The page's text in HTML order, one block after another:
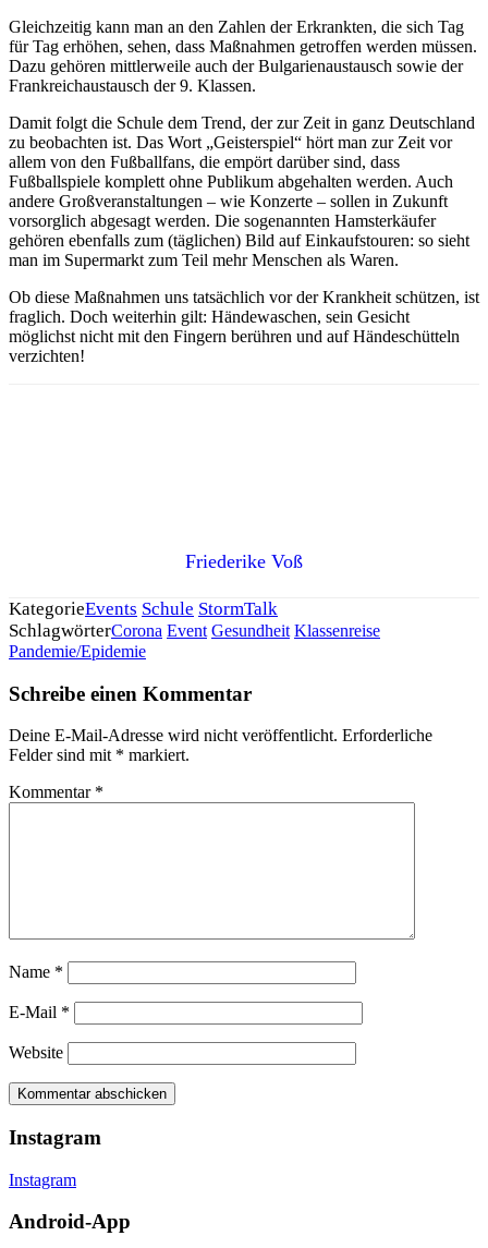
Gleichzeitig kann man an den Zahlen der Erkrankten, die sich Tag
für Tag erhöhen, sehen, dass Maßnahmen getroffen werden müssen.
Dazu gehören mittlerweile auch der Bulgarienaustausch sowie der
Frankreichaustausch der 9. Klassen.
Damit folgt die Schule dem Trend, der zur Zeit in ganz Deutschland
zu beobachten ist. Das Wort „Geisterspiel“ hört man zur Zeit vor
allem von den Fußballfans, die empört darüber sind, dass
Fußballspiele komplett ohne Publikum abgehalten werden. Auch
andere Großveranstaltungen – wie Konzerte – sollen in Zukunft
vorsorglich abgesagt werden. Die sogenannten Hamsterkäufer
gehören ebenfalls zum (täglichen) Bild auf Einkaufstouren: so sieht
man im Supermarkt zum Teil mehr Menschen als Waren.
Ob diese Maßnahmen uns tatsächlich vor der Krankheit schützen, ist
fraglich. Doch weiterhin gilt: Händewaschen, sein Gesicht
möglichst nicht mit den Fingern berühren und auf Händeschütteln
verzichten!
Friederike Voß
KategorieEvents Schule StormTalk
SchlagwörterCorona Event Gesundheit Klassenreise
Pandemie/Epidemie
Schreibe einen Kommentar
Deine E-Mail-Adresse wird nicht veröffentlicht. Erforderliche
Felder sind mit * markiert.
Kommentar *
Name *
E-Mail *
Website
Instagram
Instagram
Android-App